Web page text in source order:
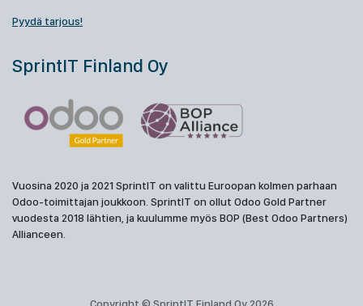
Pyydä tarjous!
SprintIT Finland Oy
Vuosina 2020 ja 2021 SprintIT on valittu Euroopan kolmen parhaan
Odoo-toimittajan joukkoon. SprintIT on ollut Odoo Gold Partner
vuodesta 2018 lähtien, ja kuulumme myös BOP (Best Odoo Partners)
Allianceen.
Copyright © SprintIT Finland Oy 2026